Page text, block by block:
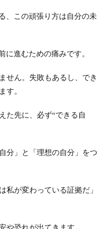
、この頑張り方は自分の未
に進むための痛みです。
せん。失敗もあるし、でき
す。
た先に、必ず“できる自
分」と「理想の自分」をつ
私が変わっている証拠だ」
や恐れが出てきます。